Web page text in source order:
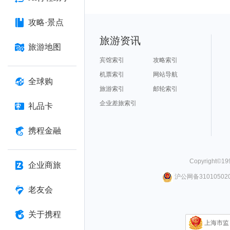
攻略·景点
旅游地图
全球购
礼品卡
携程金融
企业商旅
老友会
关于携程
旅游资讯
宾馆索引
攻略索引
机票索引
网站导航
旅游索引
邮轮索引
企业差旅索引
Copyright©
沪公网备
上海市监